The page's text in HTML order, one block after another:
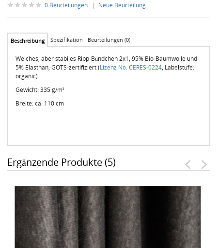
0 Beurteilungen. | Neue Beurteilung
Beschreibung Spezifikation Beurteilungen (0)
Weiches, aber stabiles Ripp-Bündchen 2x1, 95% Bio-Baumwolle und
5% Elasthan, GOTS-zertifiziert (Lizenz No. CERES-0224, Labelstufe:
organic)
Gewicht: 335 g/m²
Breite: ca. 110 cm
Ergänzende Produkte (5)